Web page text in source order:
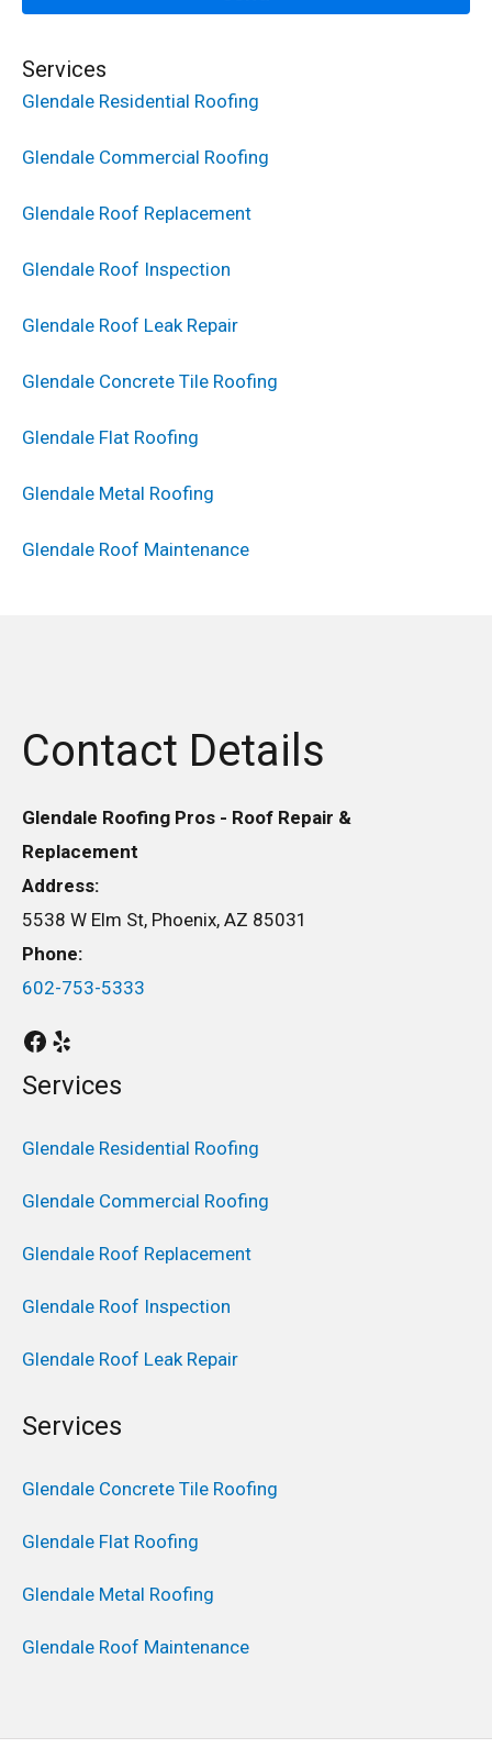
Services
Glendale Residential Roofing
Glendale Commercial Roofing
Glendale Roof Replacement
Glendale Roof Inspection
Glendale Roof Leak Repair
Glendale Concrete Tile Roofing
Glendale Flat Roofing
Glendale Metal Roofing
Glendale Roof Maintenance
Contact Details
Glendale Roofing Pros - Roof Repair &
Replacement
Address:
5538 W Elm St, Phoenix, AZ 85031
Phone:
602-753-5333
Services
Glendale Residential Roofing
Glendale Commercial Roofing
Glendale Roof Replacement
Glendale Roof Inspection
Glendale Roof Leak Repair
Services
Glendale Concrete Tile Roofing
Glendale Flat Roofing
Glendale Metal Roofing
Glendale Roof Maintenance